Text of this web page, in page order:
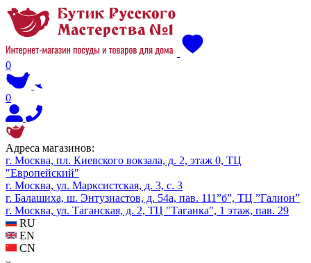
0
0
Адреса магазинов:
г. Москва, пл. Киевского вокзала, д. 2, этаж 0, ТЦ
"Европейский"
г. Москва, ул. Марксистская, д. 3, с. 3
г. Балашиха, ш. Энтузиастов, д. 54а, пав. 111”б”, ТЦ ”Галион”
г. Москва, ул. Таганская, д. 2, ТЦ "Таганка", 1 этаж, пав. 29
RU
EN
CN